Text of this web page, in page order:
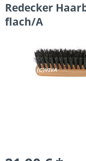
Redecker
flach/A